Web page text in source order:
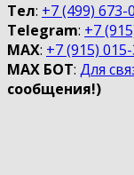
Тел: +7 (499) 673-
Telegram: +7
МАХ: +7 (915)
МАХ БOT: Для
сообщения!)